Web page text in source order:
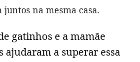
na mesma casa.
gatinhos e a mamãe
ajudaram a superar essa